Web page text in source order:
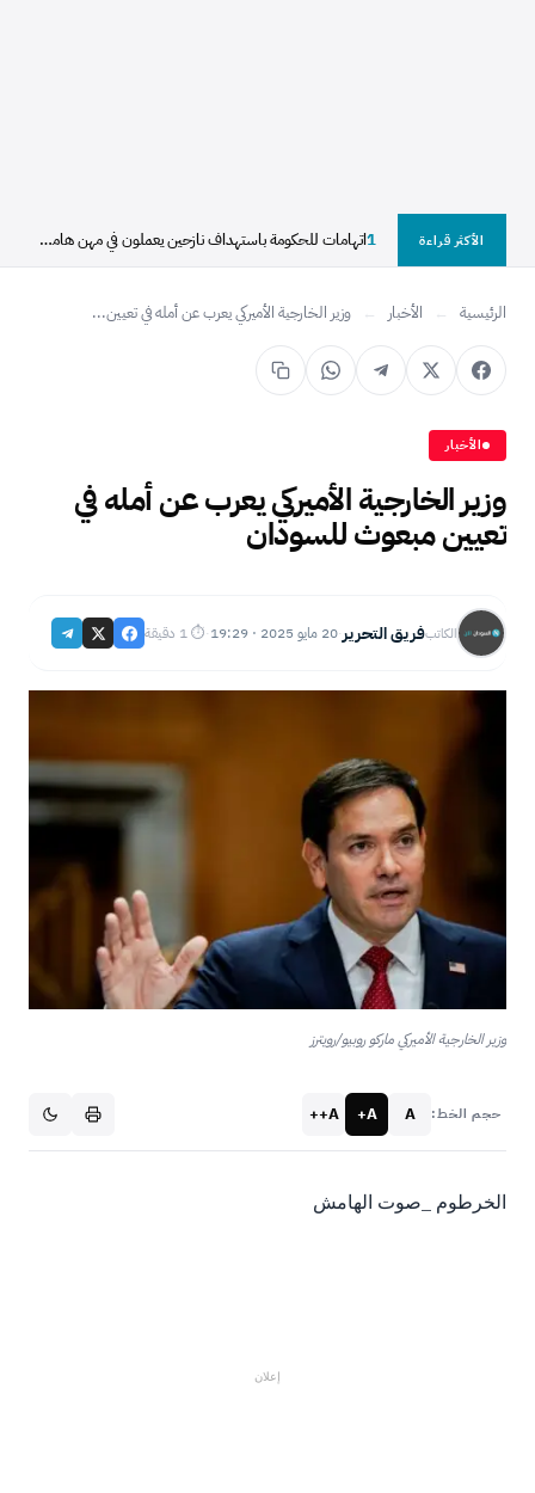
الأكثر قراءة 1 اتهامات للحكومة باستهداف نازحين يعملون في مهن هامشية بالأبيض
الرئيسية ← الأخبار ← وزير الخارجية الأميركي يعرب عن أمله في تعيين...
الأخبار
وزير الخارجية الأميركي يعرب عن أمله في
تعيين مبعوث للسودان
الكاتبفريق التحرير·20 مايو 2025 · 19:29 ·⏱ 1 دقيقة
وزير الخارجية الأميركي ماركو روبيو/رويترز
حجم الخط: A
A+
A++
الخرطوم _صوت الهامش
إعلان